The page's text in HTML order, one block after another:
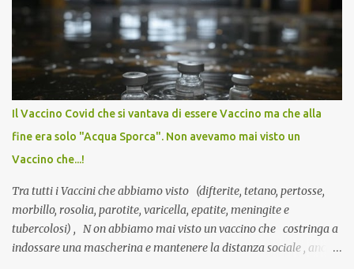
ancora il coraggio di pensare con la propria testa. Per il vaccino
anti-Covid, un pro-farmaco, con autorizzazione condizionata,
sviluppato in tempi record, con tecnologie mai utilizzate prima su
larga scala, ancora oggetto di studio e di discussione
internazionale serve solo una firma. La tua. Lo si somministra
anche a persone sane, giovani, senza fattori di rischio, spesso già
serve una prescrizione. Non c’è diagnosi. Non c’è presa in carico.
L’unico atto richiesto è una fi...
Il Vaccino Covid che si vantava di essere Vaccino ma che alla
fine era solo "Acqua Sporca". Non avevamo mai visto un
Vaccino che...!
Tra tutti i Vaccini che abbiamo visto (difterite, tetano, pertosse,
morbillo, rosolia, parotite, varicella, epatite, meningite e
tubercolosi) , N on abbiamo mai visto un vaccino che costringa a
indossare una mascherina e mantenere la distanza sociale , anche